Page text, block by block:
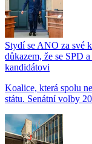
Stydí se ANO za své
důkazem, že se SPD
kandidátovi
Koalice, která spolu
státu. Senátní volby